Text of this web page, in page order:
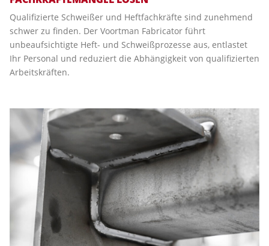
Qualifizierte Schweißer und Heftfachkräfte sind zunehmend
schwer zu finden. Der Voortman Fabricator führt
unbeaufsichtigte Heft- und Schweißprozesse aus, entlastet
Ihr Personal und reduziert die Abhängigkeit von qualifizierten
Arbeitskräften.